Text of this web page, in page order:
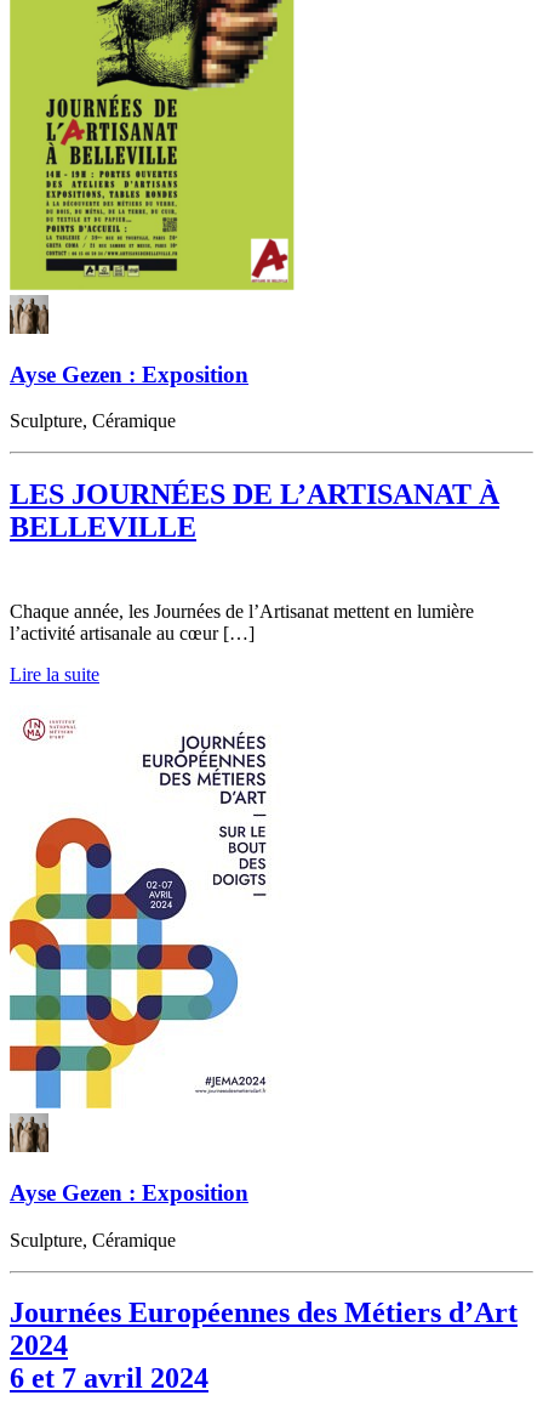
Ayse Gezen : Exposition
Sculpture, Céramique
LES JOURNÉES DE L’ARTISANAT À
BELLEVILLE
Chaque année, les Journées de l’Artisanat mettent en lumière
l’activité artisanale au cœur […]
Lire la suite
Ayse Gezen : Exposition
Sculpture, Céramique
Journées Européennes des Métiers d’Art
2024
6 et 7 avril 2024